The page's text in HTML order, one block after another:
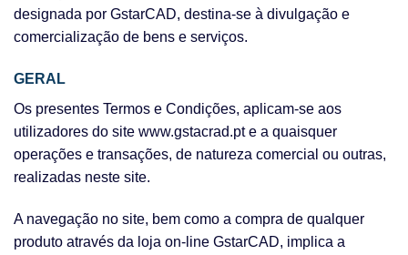
designada por GstarCAD, destina-se à divulgação e
comercialização de bens e serviços.
GERAL
Os presentes Termos e Condições, aplicam-se aos
utilizadores do site www.gstacrad.pt e a quaisquer
operações e transações, de natureza comercial ou outras,
realizadas neste site.
A navegação no site, bem como a compra de qualquer
produto através da loja on-line GstarCAD, implica a